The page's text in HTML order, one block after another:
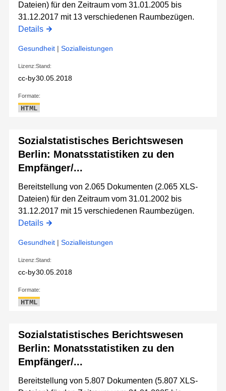
Dateien) für den Zeitraum vom 31.01.2005 bis
31.12.2017 mit 13 verschiedenen Raumbezügen.
Details
Gesundheit | Sozialleistungen
Lizenz:
cc-by
Stand:
30.05.2018
Formate:
HTML
Sozialstatistisches Berichtswesen
Berlin: Monatsstatistiken zu den
Empfänger/...
Bereitstellung von 2.065 Dokumenten (2.065 XLS-
Dateien) für den Zeitraum vom 31.01.2002 bis
31.12.2017 mit 15 verschiedenen Raumbezügen.
Details
Gesundheit | Sozialleistungen
Lizenz:
cc-by
Stand:
30.05.2018
Formate:
HTML
Sozialstatistisches Berichtswesen
Berlin: Monatsstatistiken zu den
Empfänger/...
Bereitstellung von 5.807 Dokumenten (5.807 XLS-